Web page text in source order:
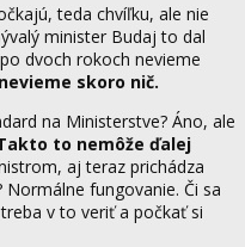
teda chvíľku, ale nie
minister Budaj to dal
dvoch rokoch nevieme
skoro nič.
na Ministerstve? Áno, ale
to nemôže ďalej
aj teraz prichádza
fungovanie. Či sa
v to veriť a počkať si